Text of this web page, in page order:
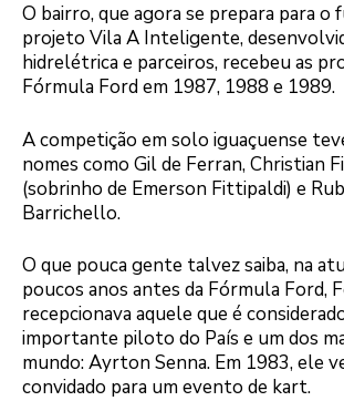
O bairro, que agora se prepara para o
projeto Vila A Inteligente,
hidrelétrica e parceiros, recebeu as
Fórmula Ford em 1987, 1988 e 1989.
A competição em solo iguaçuense
nomes como Gil de Ferran, Christian
(sobrinho de Emerson Fittipaldi) e
Barrichello.
O que pouca gente talvez saiba, na
poucos anos antes da Fórmula Ford,
recepcionava aquele que é
importante piloto do País e um dos
mundo: Ayrton Senna. Em 1983, ele
convidado para um evento de kart.